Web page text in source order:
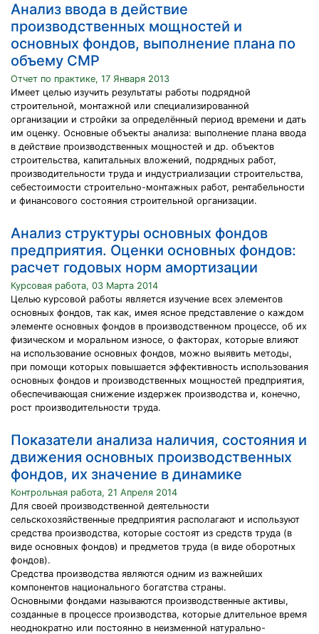
Анализ ввода в действие
производственных мощностей и
основных фондов, выполнение плана по
объему СМР
Отчет по практике, 17 Января 2013
Имеет целью изучить результаты работы подрядной
строительной, монтажной или специализированной
организации и стройки за определённый период времени и дать
им оценку. Основные объекты анализа: выполнение плана ввода
в действие производственных мощностей и др. объектов
строительства, капитальных вложений, подрядных работ,
производительности труда и индустриализации строительства,
себестоимости строительно-монтажных работ, рентабельности
и финансового состояния строительной организации.
Анализ структуры основных фондов
предприятия. Оценки основных фондов:
расчет годовых норм амортизации
Курсовая работа, 03 Марта 2014
Целью курсовой работы является изучение всех элементов
основных фондов, так как, имея ясное представление о каждом
элементе основных фондов в производственном процессе, об их
физическом и моральном износе, о факторах, которые влияют
на использование основных фондов, можно выявить методы,
при помощи которых повышается эффективность использования
основных фондов и производственных мощностей предприятия,
обеспечивающая снижение издержек производства и, конечно,
рост производительности труда.
Показатели анализа наличия, состояния и
движения основных производственных
фондов, их значение в динамике
Контрольная работа, 21 Апреля 2014
Для своей производственной деятельности
сельскохозяйственные предприятия располагают и используют
средства производства, которые состоят из средств труда (в
виде основных фондов) и предметов труда (в виде оборотных
фондов).
Средства производства являются одним из важнейших
компонентов национального богатства страны.
Основными фондами называются производственные активы,
созданные в процессе производства, которые длительное время
неоднократно или постоянно в неизменной натурально-